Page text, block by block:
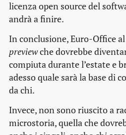
licenza open source del
andrà a finire.
In conclusione, Euro-Office
previewche dovrebbe
compiuta durante l’estate e
adesso quale sarà la base di
da chi.
Invece, non sono riuscito a
microstoria, quella che